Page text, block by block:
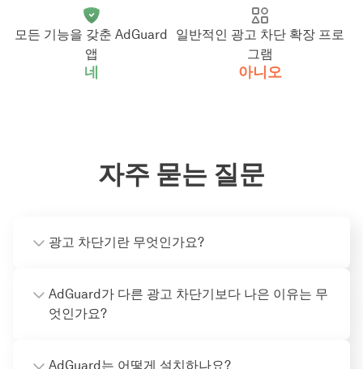
모든 기능을 갖춘 AdGuard
앱
네
일반적인 광고 차단 확장 프로
그램
아니오
자주 묻는 질문
광고 차단기란 무엇인가요?
AdGuard가 다른 광고 차단기보다 나은 이유는 무
엇인가요?
AdGuard는 어떻게 설치하나요?